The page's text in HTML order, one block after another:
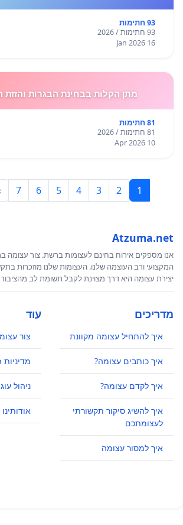
93 חתימות
93 חתימות / 2026
16 Jan 2026
מתן הקלות בבחינת הבגרות והזזת
81 חתימות
81 חתימות / 2026
10 Apr 2026
1
2
3
4
5
6
7
Atzuma.net
אנו מספקים אירוח בחינם לעצומות ברשת. צור עצומה
המקצועי ורב העוצמה שלנו. העצומות שלנו מוזכרות
יצירת עצומה היא דרך מצוינת לקבל תשומת לב
מדריכים
איך להתחיל עצומה מקוונת
איך כותבים עצומה?
איך לקדם עצומה?
איך להשיג סיקור תקשורתי
לעצומתכם
איך למסור עצומה
עוד
צור
ניהול
אודותינו